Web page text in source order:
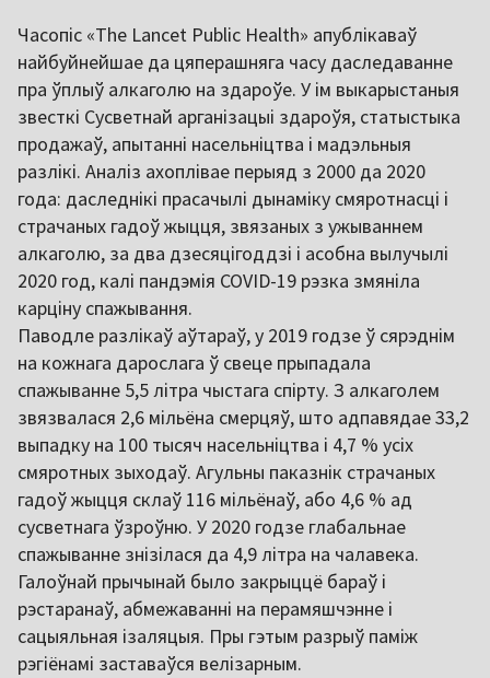
Часопіс «The Lancet Public Health» апублікаваў
найбуйнейшае да цяперашняга часу даследаванне
пра ўплыў алкаголю на здароўе. У ім выкарыстаныя
звесткі Сусветнай арганізацыі здароўя, статыстыка
продажаў, апытанні насельніцтва і мадэльныя
разлікі. Аналіз ахоплівае перыяд з 2000 да 2020
года: даследнікі прасачылі дынаміку смяротнасці і
страчаных гадоў жыцця, звязаных з ужываннем
алкаголю, за два дзесяцігоддзі і асобна вылучылі
2020 год, калі пандэмія COVID-19 рэзка змяніла
карціну спажывання.
Паводле разлікаў аўтараў, у 2019 годзе ў сярэднім
на кожнага дарослага ў свеце прыпадала
спажыванне 5,5 літра чыстага спірту. З алкаголем
звязвалася 2,6 мільёна смерцяў, што адпавядае 33,2
выпадку на 100 тысяч насельніцтва і 4,7 % усіх
смяротных зыходаў. Агульны паказнік страчаных
гадоў жыцця склаў 116 мільёнаў, або 4,6 % ад
сусветнага ўзроўню. У 2020 годзе глабальнае
спажыванне знізілася да 4,9 літра на чалавека.
Галоўнай прычынай было закрыццё бараў і
рэстаранаў, абмежаванні на перамяшчэнне і
сацыяльная ізаляцыя. Пры гэтым разрыў паміж
рэгіёнамі заставаўся велізарным.